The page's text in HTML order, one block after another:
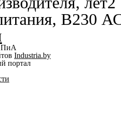
В230
Industria.by
портал